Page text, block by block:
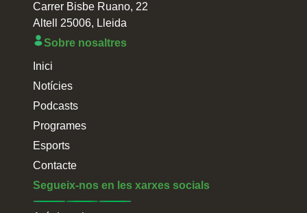
Carrer Bisbe Ruano, 22
Altell 25006, Lleida
Sobre nosaltres
Inici
Notícies
Podcasts
Programes
Esports
Contacte
Segueix-nos en les xarxes socials